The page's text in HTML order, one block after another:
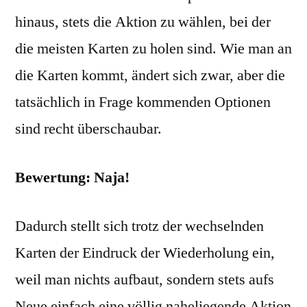
hinaus, stets die Aktion zu wählen, bei der
die meisten Karten zu holen sind. Wie man an
die Karten kommt, ändert sich zwar, aber die
tatsächlich in Frage kommenden Optionen
sind recht überschaubar.
Bewertung: Naja!
Dadurch stellt sich trotz der wechselnden
Karten der Eindruck der Wiederholung ein,
weil man nichts aufbaut, sondern stets aufs